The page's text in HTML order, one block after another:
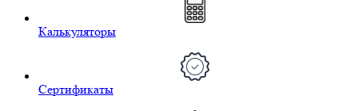
Калькуляторы
Сертификаты